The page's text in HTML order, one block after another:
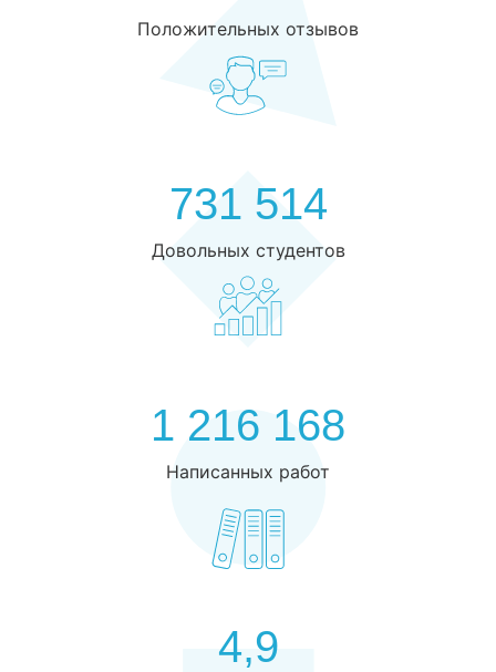
Положительных отзывов
731 514
Довольных студентов
1 216 168
Написанных работ
4,9